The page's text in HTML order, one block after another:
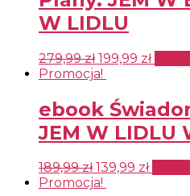
W LIDLU
279,99zł 199,99 zł
Promocja!
ebook
JEM W LIDLU
189,99zł 139,99 zł
Promocja!